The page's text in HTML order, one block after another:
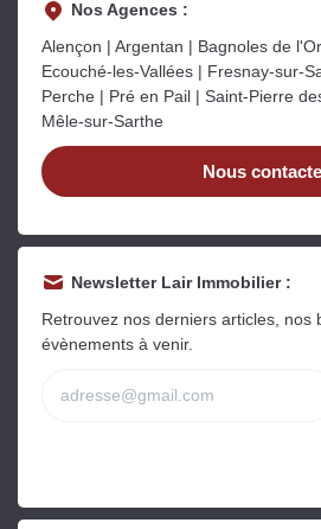
Gratuit
Estimez votre bien en
en quelques clics.
Nos Agences :
Alençon | Argentan | Bagnoles de
Ecouché-les-Vallées | Fresnay-sur-
Perche | Pré en Pail | Saint-Pierre
Mêle-sur-Sarthe
Nous
Newsletter Lair Immobilier :
Retrouvez nos derniers articles, nos
évènements à venir.